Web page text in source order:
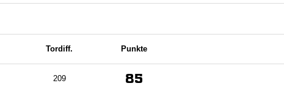
Tordiff. Punkte
209 85